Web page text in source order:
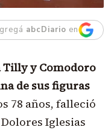
abcDiario en
Tilly y Comodoro
de sus figuras
78 años, falleció
Iglesias